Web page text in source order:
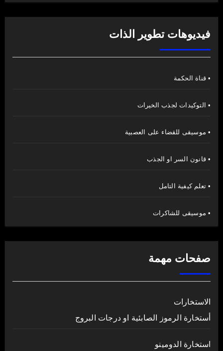
فيديوهات تطوير الذات
• قناة الحكمة
• التوكيدات لجذب الخيرات
• موسيقى للقضاء على العصبية
• قانون السر او الجذب
• تعلم كيفية التامل
• موسيقى للشاكرات
صفحات مهمة
الاستخارات
أستخارة الرموز الصابئية او درجات البروج
استخارة الدومينو